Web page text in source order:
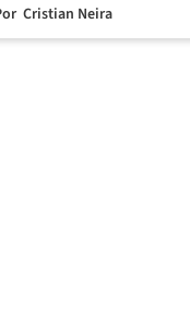
Cristian Neira